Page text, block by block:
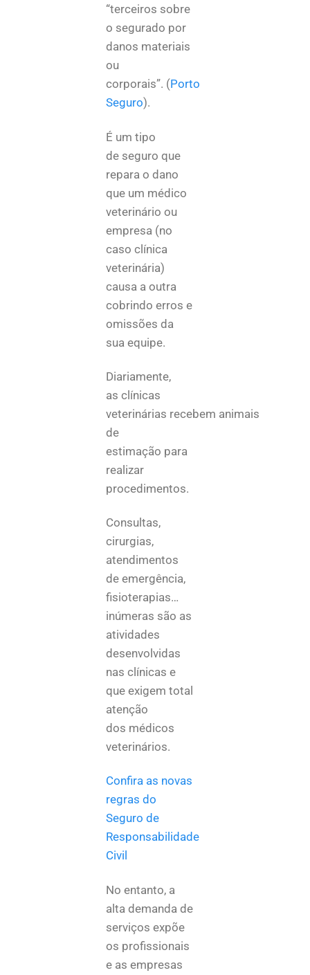
“terceiros sobre
o segurado por
danos materiais
ou
corporais”. (Porto
Seguro).
É um tipo
de seguro que
repara o dano
que um médico
veterinário ou
empresa (no
caso clínica
veterinária)
causa a outra
cobrindo erros e
omissões da
sua equipe.
Diariamente,
as clínicas
veterinárias recebem animais
de
estimação para
realizar
procedimentos.
Consultas,
cirurgias,
atendimentos
de emergência,
fisioterapias…
inúmeras são as
atividades
desenvolvidas
nas clínicas e
que exigem total
atenção
dos médicos
veterinários.
Confira as novas
regras do
Seguro de
Responsabilidade
Civil
No entanto, a
alta demanda de
serviços expõe
os profissionais
e as empresas